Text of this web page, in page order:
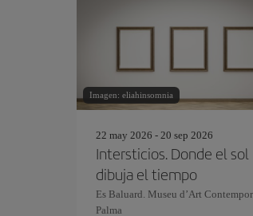
Imagen: eliahinsomnia
22 may 2026 - 20 sep 2026
Intersticios. Donde el sol
dibuja el tiempo
Es Baluard. Museu d’Art
Palma